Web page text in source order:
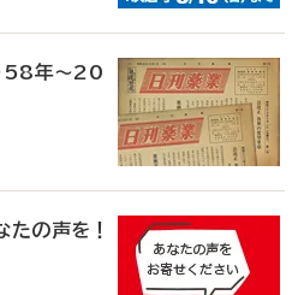
年～20
の声を！